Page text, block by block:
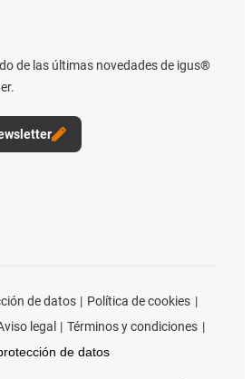
de las últimas novedades de igus®
de datos
Política de cookies
legal
Términos y condiciones
de datos